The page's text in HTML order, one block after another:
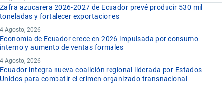
Zafra azucarera 2026-2027 de Ecuador prevé producir 530 mil
toneladas y fortalecer exportaciones
4 Agosto, 2026
Economía de Ecuador crece en 2026 impulsada por consumo
interno y aumento de ventas formales
4 Agosto, 2026
Ecuador integra nueva coalición regional liderada por Estados
Unidos para combatir el crimen organizado transnacional